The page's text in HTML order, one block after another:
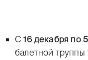
С16 декабря по
балетной труппы